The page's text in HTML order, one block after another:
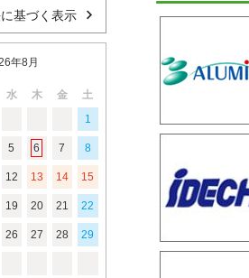
基づく表示
年8月
水 木 金
土
1
5 6 7 8
12 13 14 15
19 20 21 22
26 27 28 29